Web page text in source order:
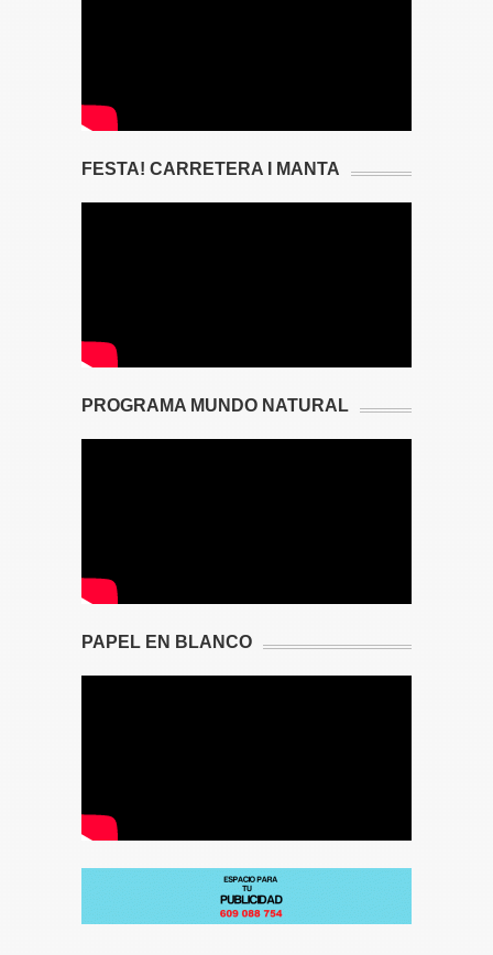
FESTA! CARRETERA I MANTA
PROGRAMA MUNDO NATURAL
PAPEL EN BLANCO